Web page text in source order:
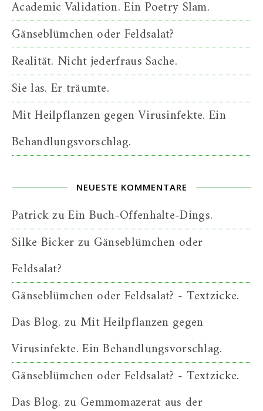
Academic Validation. Ein Poetry Slam.
Gänseblümchen oder Feldsalat?
Realität. Nicht jederfraus Sache.
Sie las. Er träumte.
Mit Heilpflanzen gegen Virusinfekte. Ein
Behandlungsvorschlag.
NEUESTE KOMMENTARE
PatrickzuEin Buch-Offenhalte-Dings.
Silke Bickerzu Gänseblümchen oder
Feldsalat?
Gänseblümchen oder Feldsalat? - Textzicke.
Das Blog. zu Mit Heilpflanzen gegen
Virusinfekte. Ein Behandlungsvorschlag.
Gänseblümchen oder Feldsalat? - Textzicke.
Das Blog. zu Gemmomazerat aus der